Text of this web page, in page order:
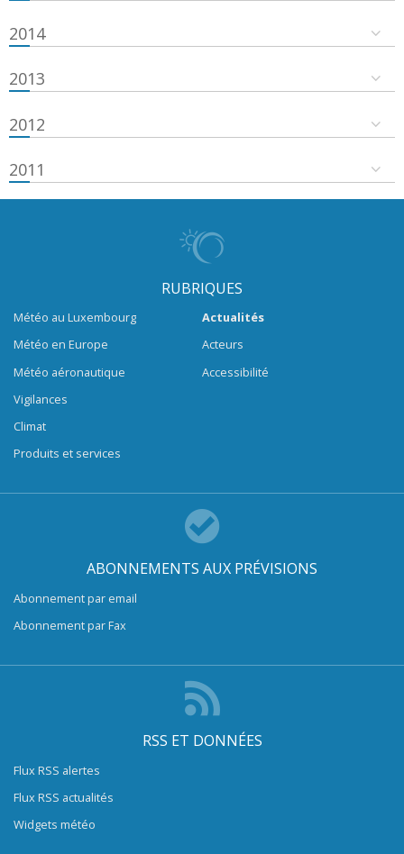
2014
2013
2012
2011
RUBRIQUES
Météo au Luxembourg
Météo en Europe
Météo aéronautique
Vigilances
Climat
Produits et services
Actualités
Acteurs
Accessibilité
ABONNEMENTS AUX PRÉVISIONS
Abonnement par email
Abonnement par Fax
RSS ET DONNÉES
Flux RSS alertes
Flux RSS actualités
Widgets météo